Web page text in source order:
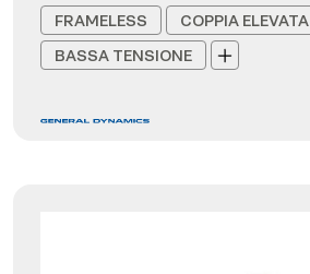
FRAMELESS
COPPIA ELEVATA
BASSA TENSIONE